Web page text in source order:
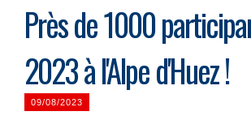
Près de 1000
2023 à l'Alpe d'Huez !
09/08/2023